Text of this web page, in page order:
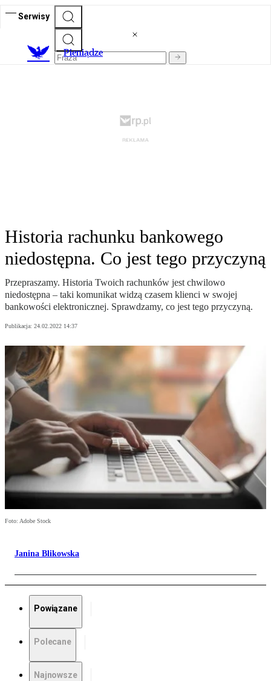
Serwisy
Pieniądze
Historia rachunku bankowego
niedostępna. Co jest tego przyczyną
Przepraszamy. Historia Twoich rachunków jest chwilowo
niedostępna – taki komunikat widzą czasem klienci w swojej
bankowości elektronicznej. Sprawdzamy, co jest tego przyczyną.
Publikacja: 24.02.2022 14:37
Foto: Adobe Stock
Janina Blikowska
Powiązane
Polecane
Najnowsze